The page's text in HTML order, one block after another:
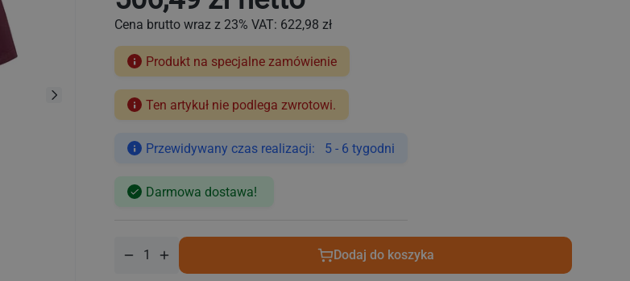
Cena
regularna
Cena brutto wraz z 23% VAT: 622,98 zł
Produkt na specjalne zamówienie
Ten artykuł nie podlega zwrotowi.
Przewidywany czas realizacji: 5 - 6 tygodni
Darmowa dostawa!
ZmniejszZwiększ
ilość
Dodaj do koszyka